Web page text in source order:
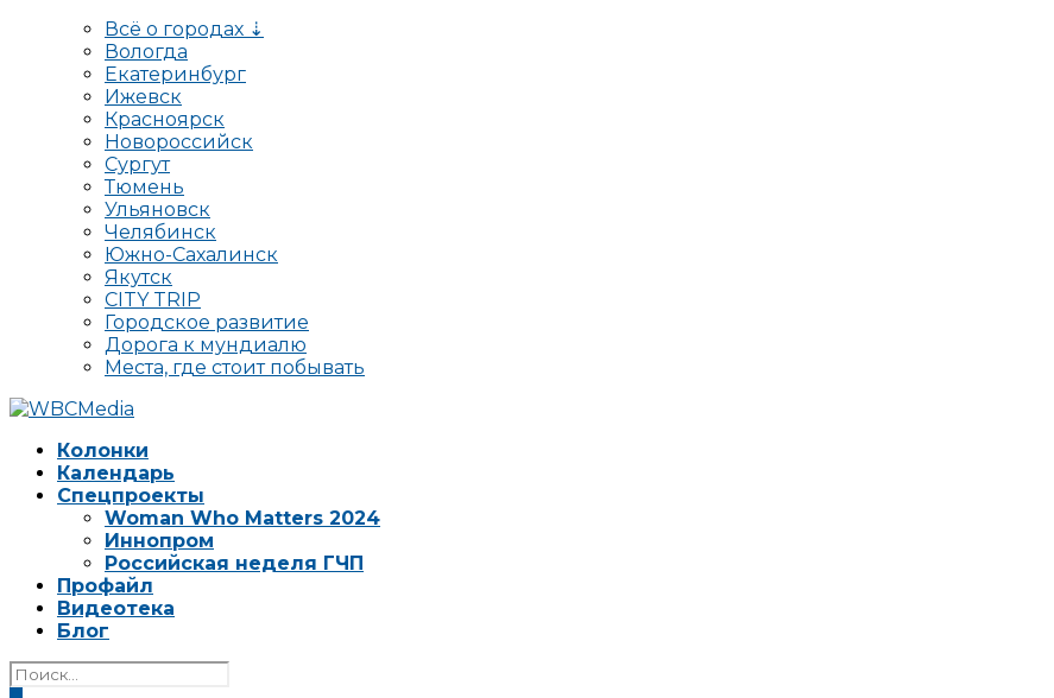
Всё о городах ⇣
Вологда
Екатеринбург
Ижевск
Красноярск
Новороссийск
Сургут
Тюмень
Ульяновск
Челябинск
Южно-Сахалинск
Якутск
CITY TRIP
Городское развитие
Дорога к мундиалю
Места, где стоит побывать
Колонки
Календарь
Спецпроекты
Woman Who Matters 2024
Иннопром
Российская неделя ГЧП
Профайл
Видеотека
Блог